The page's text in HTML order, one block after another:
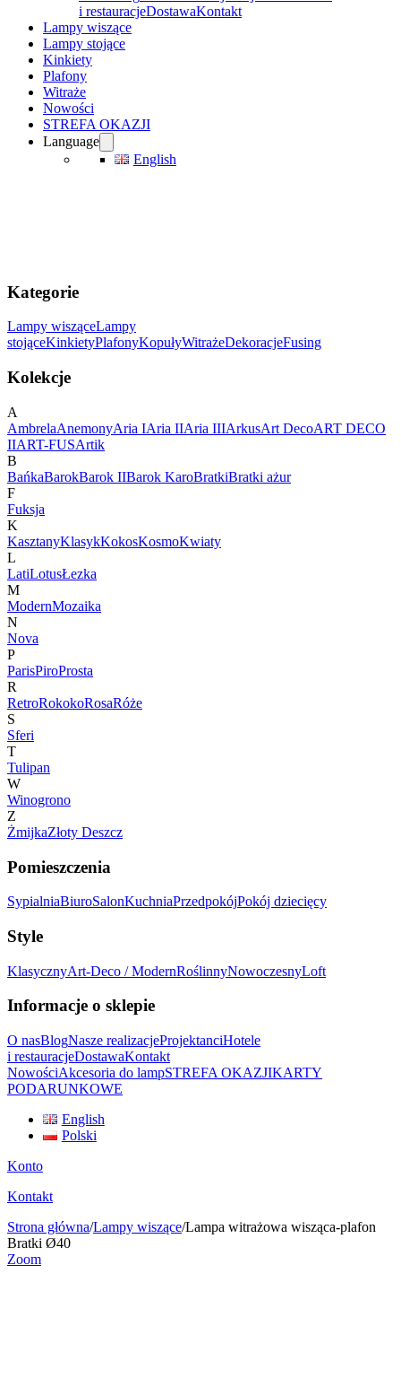
i restauracjeDostawaKontakt
Lampy wiszące
Lampy stojące
Kinkiety
Plafony
Witraże
Nowości
STREFA OKAZJI
Language
English
Kategorie
Lampy wisząceLampy
stojąceKinkietyPlafonyKopułyWitrażeDekoracjeFusing
Kolekcje
A
AmbrelaAnemonyAria IAria IIAria IIIArkusArt DecoART DECO
IIART-FUSArtik
B
BańkaBarokBarok IIBarok KaroBratkiBratki ażur
F
Fuksja
K
KasztanyKlasykKokosKosmoKwiaty
L
LatiLotusŁezka
M
ModernMozaika
N
Nova
P
ParisPiroProsta
R
RetroRokokoRosaRóże
S
Sferi
T
Tulipan
W
Winogrono
Z
ŻmijkaZłoty Deszcz
Pomieszczenia
SypialniaBiuroSalonKuchniaPrzedpokójPokój dziecięcy
Style
KlasycznyArt-Deco / ModernRoślinnyNowoczesnyLoft
Informacje o sklepie
O nasBlogNasze realizacjeProjektanciHotele
i restauracjeDostawaKontakt
NowościAkcesoria do lampSTREFA OKAZJIKARTY
PODARUNKOWE
English
Polski
Konto
Kontakt
Strona główna/Lampy wiszące/Lampa witrażowa wisząca-plafon
Bratki Ø40
Zoom